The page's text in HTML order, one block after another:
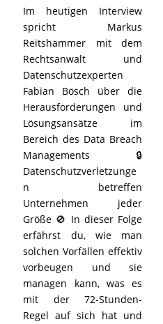
Im heutigen Interview
spricht Markus
Reitshammer mit dem
Rechtsanwalt und
Datenschutzexperten
Fabian Bösch über die
Herausforderungen und
Lösungsansätze im
Bereich des Data Breach
Managements 🔒
Datenschutzverletzunge
n betreffen
Unternehmen jeder
Größe 🚫 In dieser Folge
erfährst du, wie man
solchen Vorfällen effektiv
vorbeugen und sie
managen kann, was es
mit der 72-Stunden-
Regel auf sich hat und